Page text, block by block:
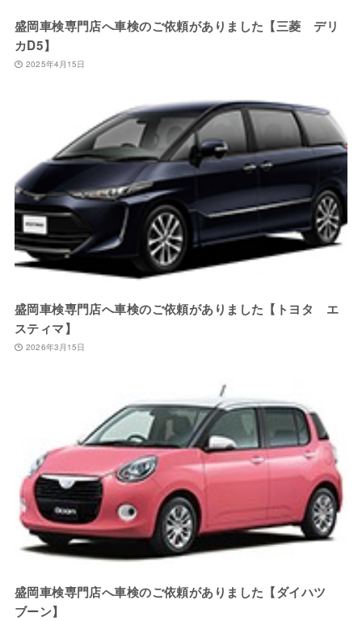
盛岡車検専門店へ車検のご依頼がありました【三菱 デリ
カD5】
2025年4月15日
盛岡車検専門店へ車検のご依頼がありました【トヨタ エ
スティマ】
2026年3月15日
盛岡車検専門店へ車検のご依頼がありました【ダイハツ
ブーン】